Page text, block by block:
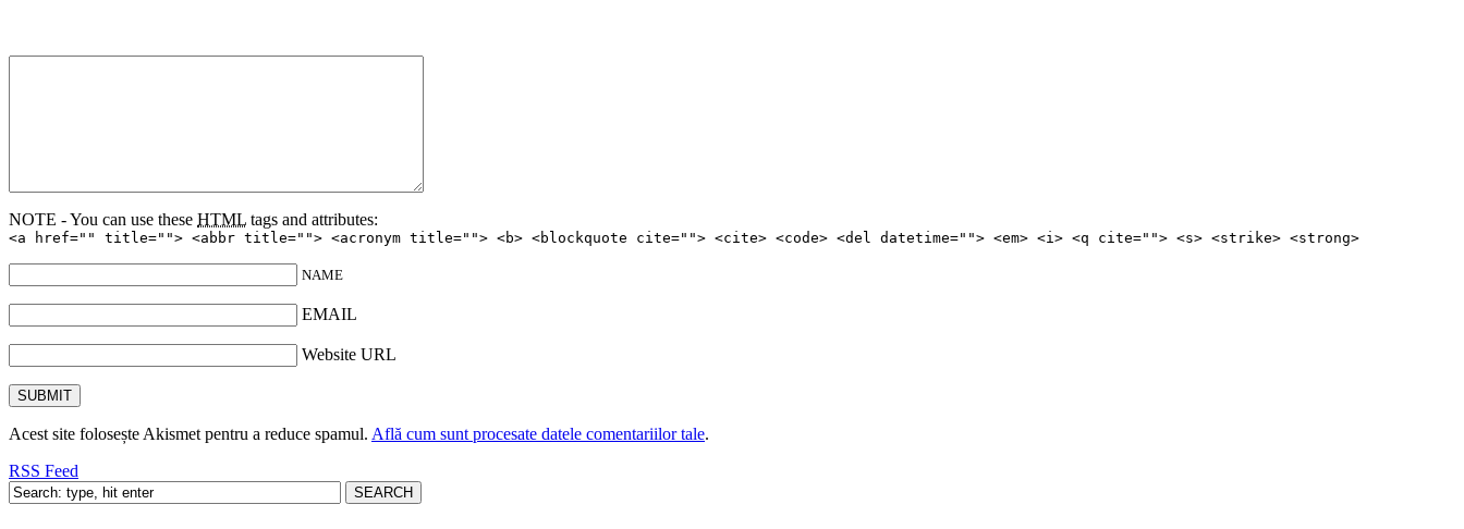
NOTE - You can use these HTML tags and attributes:
<a href="" title=""> <abbr title=""> <acronym title=""> <b> <blockquote cite=""> <cite> <code> <del datetime=""> <em> <i> <q cite=""> <s> <strike> <strong>
NAME
EMAIL
Website URL
Acest site folosește Akismet pentru a reduce spamul. Află cum sunt procesate datele comentariilor tale.
RSS Feed